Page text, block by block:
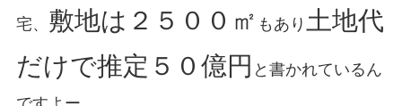
宅、 敷地は２５００㎡ もあり 土地代
だけで推定５０億円 と書かれているん